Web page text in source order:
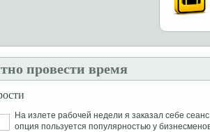
провести время
На излете рабочей недели я заказал себе
опция пользуется популярностью у